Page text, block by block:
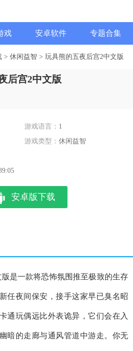
戏 安卓软件 专题合集
> 休闲益智 > 玩具熊的五夜后宫2中文版
后宫2中文版
游戏语言： 1
游戏类型：休闲益智
安卓版下载
是一款将恐怖氛围推至极致的生存
任夜间保安，接手这家早已臭名昭
通玩偶远比外表诡异，它们会在入
暗的走廊与通风管道中游走。你无